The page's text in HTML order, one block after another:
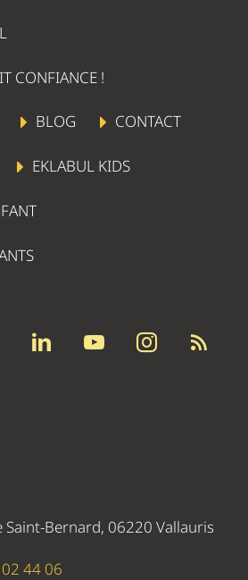
CONFIANCE !
BLOG CONTACT
EKLABUL KIDS
Saint-Bernard, 06220 Vallauris
44 06